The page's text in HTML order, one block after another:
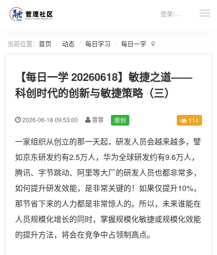
登录/注册
当前位置： 首页 动态 每日学习 每日一学
【每日一学 20260618】敏捷之道——
科创时代的创新与敏捷策略（三）
2026-06-18 09:53:00 蓉蓉 原创 114
一家组织从创立的那一天起，研发人员会越来越多，譬
如京东研发约有2.5万人，华为全球研发约有9.6万人，
腾讯、字节跳动、阿里等大厂的研发人员也都非常多，
如何提升研发效能，是非常关键的！如果仅提升10%，
那节省下来的人力都是非常惊人的。所以，未来谁能在
人员规模化增长的同时，掌握规模化敏捷或规模化效能
的提升方法，将会在竞争中占领制高点。